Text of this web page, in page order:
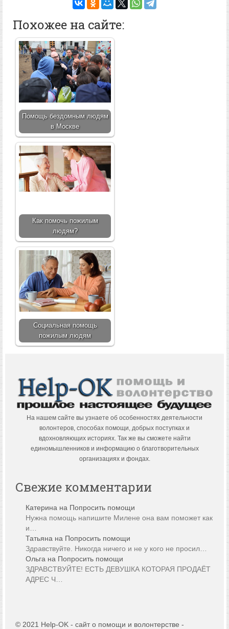
Похожее на сайте:
Помощь бездомным людям
в Москве
Как помочь пожилым
людям?
Социальная помощь
пожилым людям
На нашем сайте вы узнаете об особенностях деятельности
волонтеров, способах помощи, добрых поступках и
вдохновляющих историях. Так же вы сможете найти
единомышленников и информацию о благотворительных
организациях и фондах.
Свежие комментарии
Катерина на Попросить помощи
Нужна помощь напишите Милене она вам поможет как
и…
Татьяна на Попросить помощи
Здравствуйте. Никогда ничего и не у кого не просил…
Ольга на Попросить помощи
ЗДРАВСТВУЙТЕ! ЕСТЬ ДЕВУШКА КОТОРАЯ ПРОДАЁТ
АДРЕС Ч…
© 2021 Help-OK - сайт о помощи и волонтерстве -